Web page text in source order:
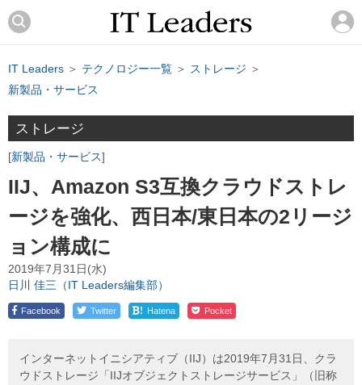
IT Leaders ＞ テクノロジー一覧 ＞ ストレージ ＞
新製品・サービス
ストレージ
新製品・サービス
IIJ、Amazon S3互換クラウドストレ
ージを強化、西日本/東日本の2リージ
ョン構成に
2019年7月31日(水)
日川 佳三（IT Leaders編集部）
Facebook Twitter ! Hatena Pocket
インターネットイニシアティブ（IIJ）は2019年7月31日、クラ
ウドストレージ「IIJオブジェクトストレージサービス」（旧称